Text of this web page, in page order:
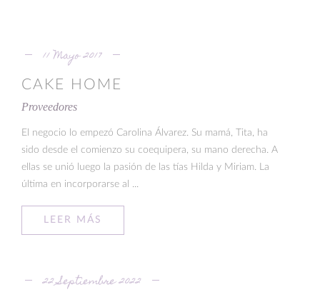
11 Mayo 2017
CAKE HOME
Proveedores
El negocio lo empezó Carolina Álvarez. Su mamá, Tita, ha
sido desde el comienzo su coequipera, su mano derecha. A
ellas se unió luego la pasión de las tías Hilda y Miriam. La
última en incorporarse al ...
LEER MÁS
22 Septiembre 2022